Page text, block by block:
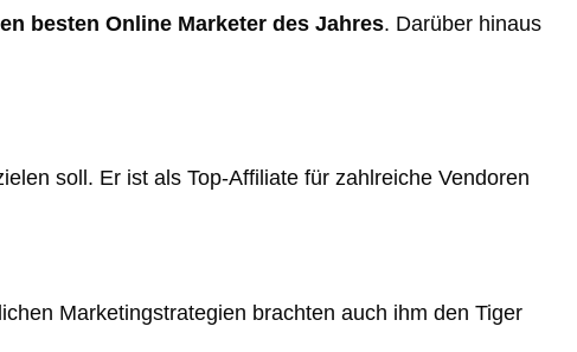
besten Online Marketer des Jahres. Darüber hinaus
soll. Er ist als Top-Affiliate für zahlreiche Vendoren
Marketingstrategien brachten auch ihm den Tiger